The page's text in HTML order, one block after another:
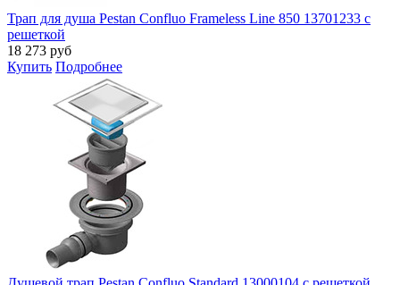
Трап для душа Pestan Confluo Frameless Line 850 13701233 с
решеткой
18 273 руб
Купить Подробнее